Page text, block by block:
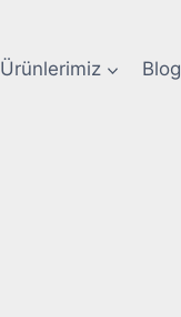
Ürünlerimiz Blog